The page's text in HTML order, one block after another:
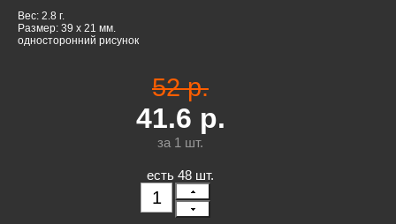
Вес: 2.8 г.
Размер: 39 x 21 мм.
односторонний рисунок
52 р.
41.6 р.
за 1 шт.
есть 48 шт.